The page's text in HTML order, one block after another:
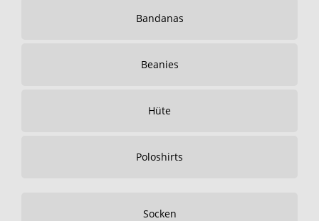
Bandanas
Beanies
Hüte
Poloshirts
Socken